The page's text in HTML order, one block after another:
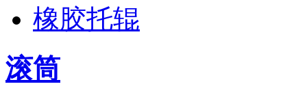
橡胶托辊
滚筒